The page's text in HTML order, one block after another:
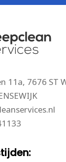
11a, 7676 ST